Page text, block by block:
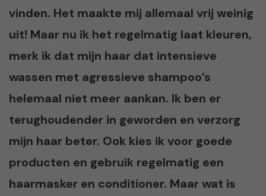
vinden. Het maakte mij allemaal vrij weinig
uit! Maar nu ik het regelmatig laat kleuren,
merk ik dat mijn haar dat intensieve
wassen met agressieve shampoo’s
helemaal niet meer aankan. Ik ben er
terughoudender in geworden en verzorg
mijn haar beter. Ook kies ik voor goede
producten en gebruik regelmatig een
haarmasker en conditioner. Maar wat is